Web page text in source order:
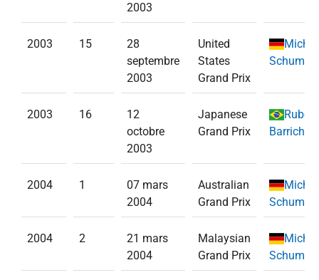
2003
2003 15
28
septembre
2003
United
States
Grand Prix
2003 16
12
octobre
2003
Japanese
Grand Prix
2004 1
07 mars
2004
Australian
Grand Prix
2004 2
21 mars
2004
Malaysian
Grand Prix